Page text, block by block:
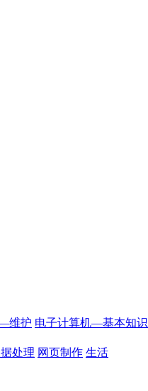
维护 电子计算机—基本知识
处理 网页制作 生活